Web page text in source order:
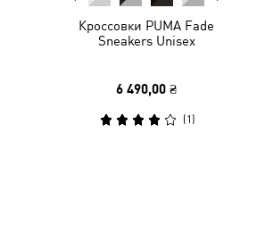
Кроссовки PUMA Fade
Sneakers Unisex
6 490,00 ₴
(1 )